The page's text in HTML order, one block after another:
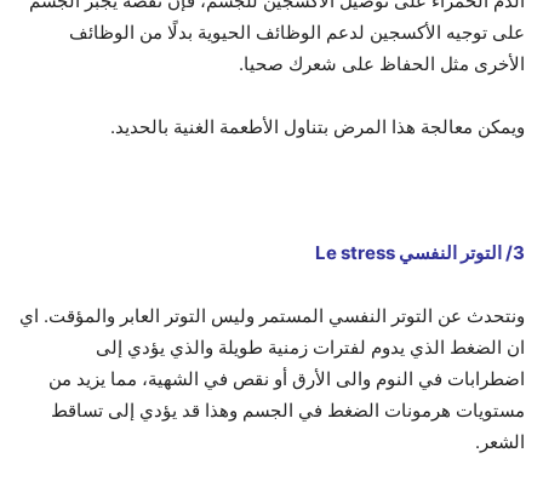
على توجيه الأكسجين لدعم الوظائف الحيوية بدلًا من الوظائف
الأخرى مثل الحفاظ على شعرك صحيا.
ويمكن معالجة هذا المرض بتناول الأطعمة الغنية بالحديد.
3/ التوتر النفسي Le stress
ونتحدث عن التوتر النفسي المستمر وليس التوتر العابر والمؤقت. اي
ان الضغط الذي يدوم لفترات زمنية طويلة والذي يؤدي إلى
اضطرابات في النوم والى الأرق أو نقص في الشهية، مما يزيد من
مستويات هرمونات الضغط في الجسم وهذا قد يؤدي إلى تساقط
الشعر.